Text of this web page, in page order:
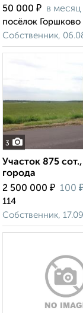
50 000 ₽ в месяц
посёлок Горшково
Собственник,
3
Участок 875
города
2 500 000 ₽ 100
114
Собственник,